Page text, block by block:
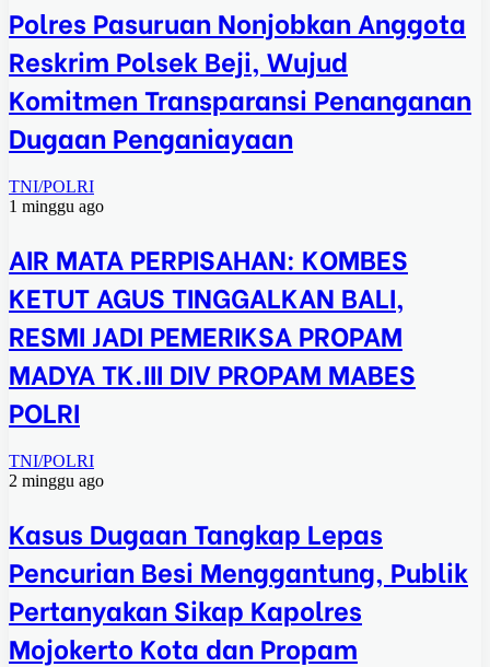
Polres Pasuruan Nonjobkan Anggota
Reskrim Polsek Beji, Wujud
Komitmen Transparansi Penanganan
Dugaan Penganiayaan
TNI/POLRI
1 minggu ago
AIR MATA PERPISAHAN: KOMBES
KETUT AGUS TINGGALKAN BALI,
RESMI JADI PEMERIKSA PROPAM
MADYA TK.III DIV PROPAM MABES
POLRI
TNI/POLRI
2 minggu ago
Kasus Dugaan Tangkap Lepas
Pencurian Besi Menggantung, Publik
Pertanyakan Sikap Kapolres
Mojokerto Kota dan Propam